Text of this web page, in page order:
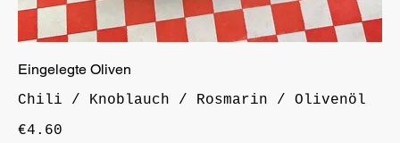
Eingelegte Oliven
Chili / Knoblauch / Rosmarin / Olivenöl
€4.60